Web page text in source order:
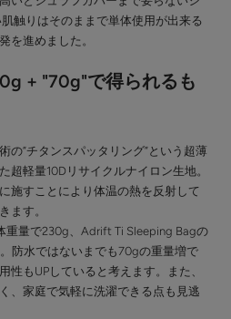
触りはそのままで単体使用が出来る
を進めました。
+ "70g"で得られるも
の”チタンスパッタリング”という超薄
超軽量10Dリサイクルナイロン生地。
施すことにより体温の熱を反射して
ます。
重量で230g、Adrift Ti Sleeping Bagの
防水ではないまでも70gの重量増で
性もUPしていると考えます。また、
、家庭で気軽に洗濯できる点も見逃